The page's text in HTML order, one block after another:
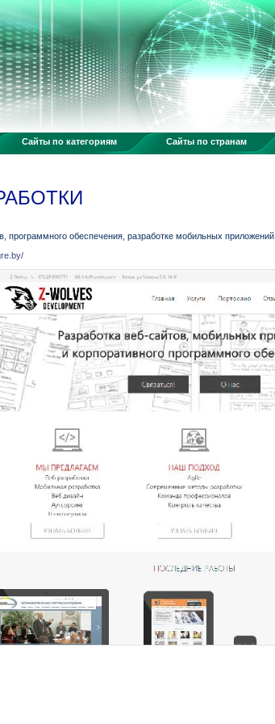
Сайты по категориям Сайты по странам
программного обеспечения, разработке мобильных приложений.